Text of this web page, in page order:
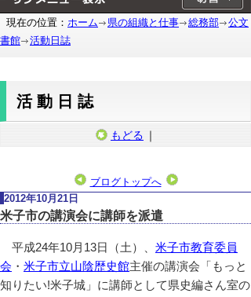
現在の位置： ホーム 県の組織と仕事 総務部
公文
書館
活動日誌
活動日誌
もどる ｜
ブログトップへ
2012年10月21日
米子市の講演会に講師を派遣
平成24年10月13日（土）、 米子市教育委員
会 ・ 米子市立山陰歴史館主催の講演会「もっと
知りたい!米子城」に講師として県史編さん室の